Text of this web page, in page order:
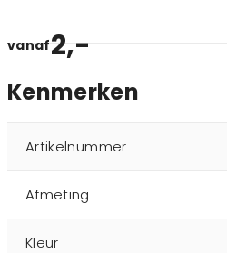
vanaf2,-
Kenmerken
Artikelnummer
Afmeting
Kleur